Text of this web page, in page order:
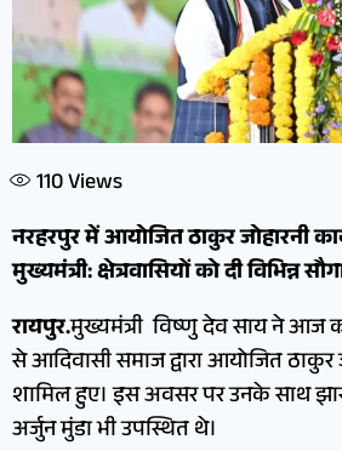
110Views
नरहरपुर में आयोजित ठाकुर जोहारनी
मुख्यमंत्री: क्षेत्रवासियों को दी विभिन्न
रायपुर.मुख्यमंत्री विष्णु देव साय ने आज
से आदिवासी समाज द्वारा आयोजित ठाकुर
शामिल हुए। इस अवसर पर उनके साथ
अर्जुन मुंडा भी उपस्थित थे।